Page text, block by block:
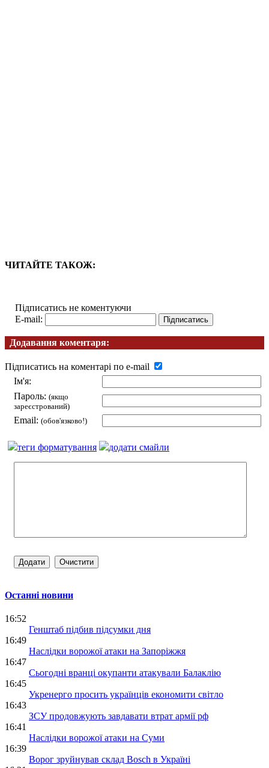
ЧИТАЙТЕ ТАКОЖ:
Підписатись не коментуючи
E-mail:
Додавання коментаря:
Підписатись на коментарі по e-mail
Ім'я:
Пароль: (якщо
зареєстрований)
Email: (обов'язково!)
теги форматування додати смайли
Останні новини
16:52
Генштаб підбив підсумки дня
16:49
Наслідки ворожої атаки на Запоріжжя
16:47
Сьогодні вранці окупанти атакували Балаклію
16:45
Укренерго просить українців економити світло
16:43
ЗСУ продовжують завдавати втрат армії рф
16:41
Наслідки ворожої атаки на Суми
16:39
Ворог зруйнував склад Bosch в Україні